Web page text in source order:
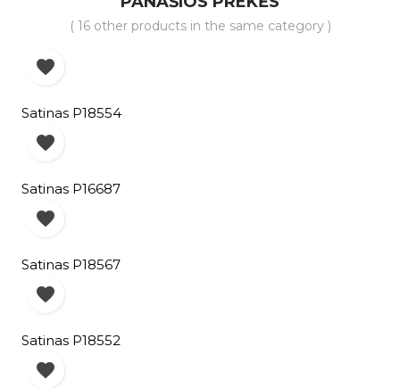
( 16 other products in the same category )

Satinas P18554

Satinas P16687

Satinas P18567

Satinas P18552
